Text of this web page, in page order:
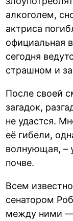
алкоголем,
актриса
официальная
сегодня
страшном и
После своей
загадок,
не удастся.
её гибели,
волнующая, –
почве.
Всем
сенатором
между ними —